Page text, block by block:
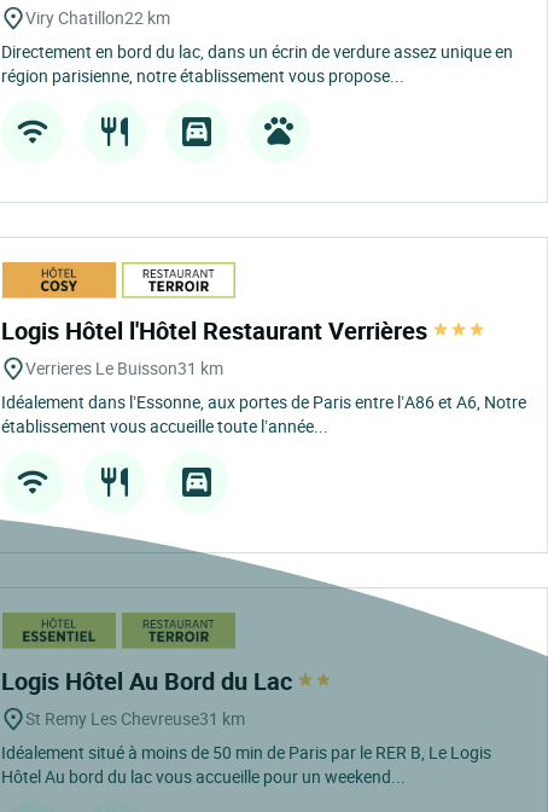
Viry Chatillon22 km
Directement en bord du lac, dans un écrin de verdure assez unique en
région parisienne, notre établissement vous propose...
Logis Hôtel l'Hôtel Restaurant Verrières
Verrieres Le Buisson31 km
Idéalement dans l’Essonne, aux portes de Paris entre l’A86 et A6, Notre
établissement vous accueille toute l’année...
Logis Hôtel Au Bord du Lac
St Remy Les Chevreuse31 km
Idéalement situé à moins de 50 min de Paris par le RER B, Le Logis
Hôtel Au bord du lac vous accueille pour un weekend...